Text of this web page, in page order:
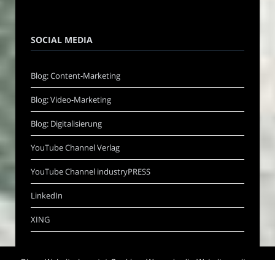
SOCIAL MEDIA
Blog: Content-Marketing
Blog: Video-Marketing
Blog: Digitalisierung
YouTube Channel Verlag
YouTube Channel industryPRESS
LinkedIn
XING